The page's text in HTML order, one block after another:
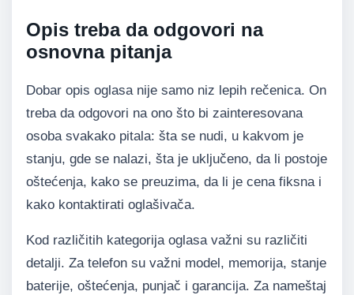
Opis treba da odgovori na
osnovna pitanja
Dobar opis oglasa nije samo niz lepih rečenica. On
treba da odgovori na ono što bi zainteresovana
osoba svakako pitala: šta se nudi, u kakvom je
stanju, gde se nalazi, šta je uključeno, da li postoje
oštećenja, kako se preuzima, da li je cena fiksna i
kako kontaktirati oglašivača.
Kod različitih kategorija oglasa važni su različiti
detalji. Za telefon su važni model, memorija, stanje
baterije, oštećenja, punjač i garancija. Za nameštaj